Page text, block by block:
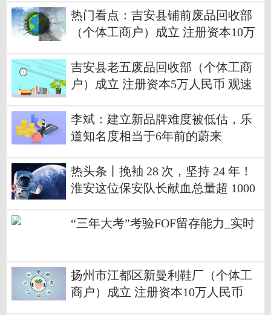
热门看点：吉安县铺前废品回收部
（个体工商户）成立 注册资本10万
吉安县老五废品回收部（个体工商
户）成立 注册资本5万人民币 观速
李斌：建立新品牌难度被低估，乐
道知名度相当于6年前的蔚来
热头条丨挽袖 28 次，坚持 24 年！
淮安这位保安队长献血总量超 1000
“三年大考”考验FOF留存能力_实时
扬州市江都区新曼利鞋厂（个体工
商户）成立 注册资本10万人民币